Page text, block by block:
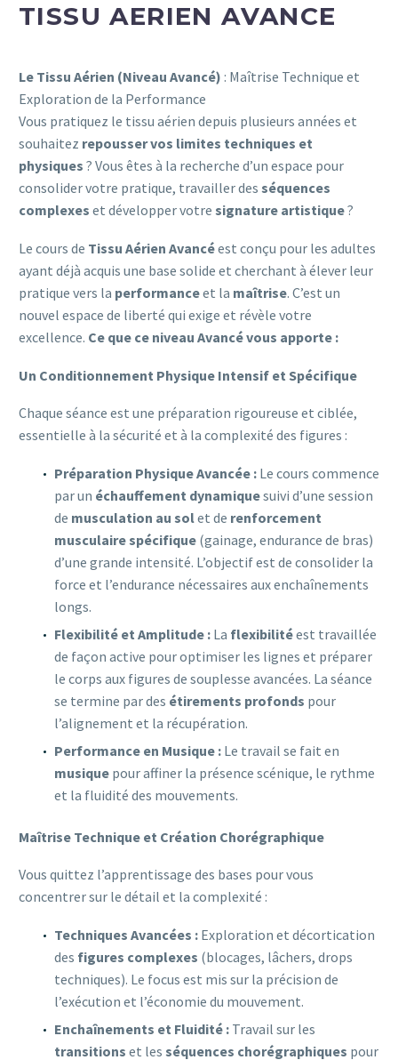
TISSU AERIEN AVANCE
Le Tissu Aérien (Niveau Avancé) : Maîtrise Technique et
Exploration de la Performance
Vous pratiquez le tissu aérien depuis plusieurs années et
souhaitez repousser vos limites techniques et
physiques ? Vous êtes à la recherche d’un espace pour
consolider votre pratique, travailler des séquences
complexes et développer votre signature artistique?
Le cours de Tissu Aérien Avancéest conçu pour les adultes
ayant déjà acquis une base solide et cherchant à élever leur
pratique vers la performanceet la maîtrise. C’est un
nouvel espace de liberté qui exige et révèle votre
excellence. Ce que ce niveau Avancé vous apporte :
Un Conditionnement Physique Intensif et Spécifique
Chaque séance est une préparation rigoureuse et ciblée,
essentielle à la sécurité et à la complexité des figures :
Préparation Physique Avancée : Le cours commence
par un échauffement dynamiquesuivi d’une session
de musculation au solet de renforcement
musculaire spécifique (gainage, endurance de bras)
d’une grande intensité. L’objectif est de consolider la
force et l’endurance nécessaires aux enchaînements
longs.
Flexibilité et Amplitude : La flexibilitéest travaillée
de façon active pour optimiser les lignes et préparer
le corps aux figures de souplesse avancées. La séance
se termine par des étirements profonds pour
l’alignement et la récupération.
Performance en Musique : Le travail se fait en
musique pour affiner la présence scénique, le rythme
et la fluidité des mouvements.
Maîtrise Technique et Création Chorégraphique
Vous quittez l’apprentissage des bases pour vous
concentrer sur le détail et la complexité :
Techniques Avancées : Exploration et décortication
des figures complexes (blocages, lâchers, drops
techniques). Le focus est mis sur la précision de
l’exécution et l’économie du mouvement.
Enchaînements et Fluidité : Travail sur les
transitions et les séquences chorégraphiques pour